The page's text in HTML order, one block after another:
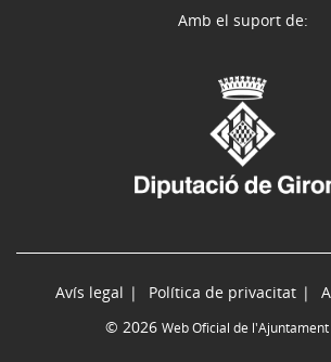
Avís legal Política de privacitat
© 2026 Web Oficial de
Amb el suport de: